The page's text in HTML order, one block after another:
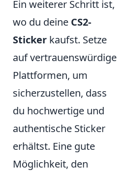
Ein weiterer Schritt ist,
wo du deine CS2-
Sticker kaufst. Setze
auf vertrauenswürdige
Plattformen, um
sicherzustellen, dass
du hochwertige und
authentische Sticker
erhältst. Eine gute
Möglichkeit, den